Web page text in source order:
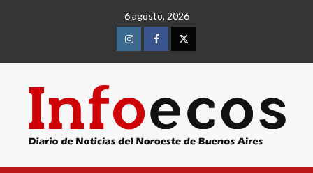
6 agosto, 2026
InstagramFacebookTwitter